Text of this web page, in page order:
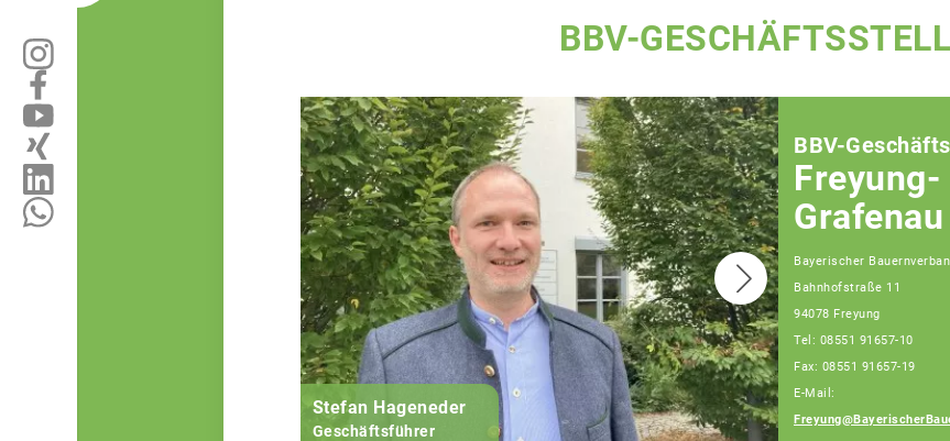
BBV-
Stefan Hageneder
Geschäftsführer Fachberater
BBV-
Freyung-
Grafenau
Bayerischer
Bahnhofstraße 11
94078 Freyung
Tel: 08551 91657-10
Fax: 08551 91657-19
E-Mail: